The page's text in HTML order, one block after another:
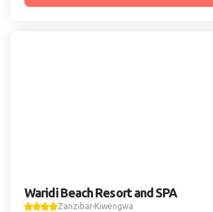
Waridi Beach Resort and SPA
Zanzibar Kiwengwa